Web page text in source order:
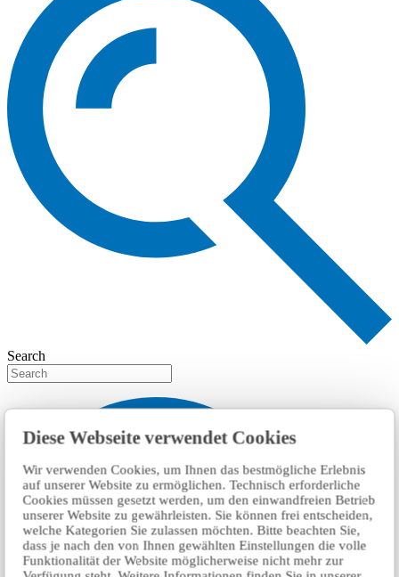
Diese Webseite verwendet Cookies
Wir verwenden Cookies, um Ihnen das bestmögliche Erlebnis
auf unserer Website zu ermöglichen. Technisch erforderliche
Cookies müssen gesetzt werden, um den einwandfreien Betrieb
unserer Website zu gewährleisten. Sie können frei entscheiden,
welche Kategorien Sie zulassen möchten. Bitte beachten Sie,
dass je nach den von Ihnen gewählten Einstellungen die volle
Funktionalität der Website möglicherweise nicht mehr zur
Search